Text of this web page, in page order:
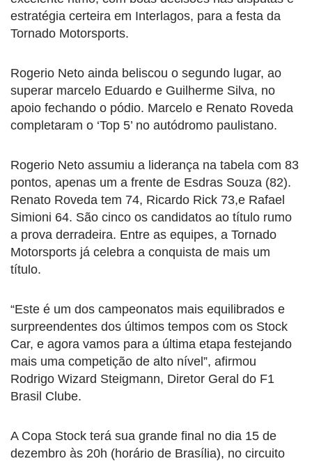
estratégia certeira em Interlagos, para a festa da
Tornado Motorsports.
Rogerio Neto ainda beliscou o segundo lugar, ao
superar marcelo Eduardo e Guilherme Silva, no
apoio fechando o pódio. Marcelo e Renato Roveda
completaram o ‘Top 5’ no autódromo paulistano.
Rogerio Neto assumiu a liderança na tabela com 83
pontos, apenas um a frente de Esdras Souza (82).
Renato Roveda tem 74, Ricardo Rick 73,e Rafael
Simioni 64. São cinco os candidatos ao título rumo
a prova derradeira. Entre as equipes, a Tornado
Motorsports já celebra a conquista de mais um
título.
“Este é um dos campeonatos mais equilibrados e
surpreendentes dos últimos tempos com os Stock
Car, e agora vamos para a última etapa festejando
mais uma competição de alto nível”, afirmou
Rodrigo Wizard Steigmann, Diretor Geral do F1
Brasil Clube.
A Copa Stock terá sua grande final no dia 15 de
dezembro às 20h (horário de Brasília), no circuito